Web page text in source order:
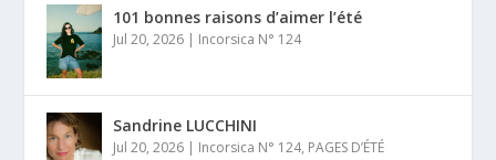
101 bonnes raisons d’aimer l’été
Jul 20, 2026 | Incorsica N° 124
Sandrine LUCCHINI
Jul 20, 2026 | Incorsica N° 124, PAGES D’ÉTÉ